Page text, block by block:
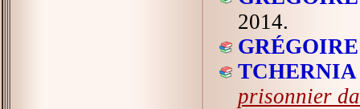
2014.
prisonnier